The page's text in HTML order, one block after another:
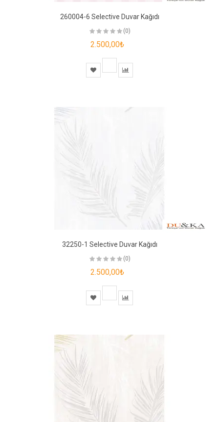
260004-6 Selective Duvar Kağıdı
(0)
2.500,00₺
32250-1 Selective Duvar Kağıdı
(0)
2.500,00₺